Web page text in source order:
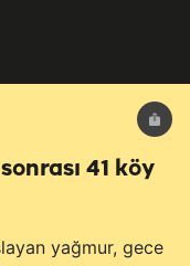
41 köy